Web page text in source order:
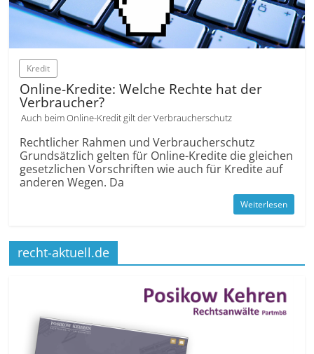
Kredit
Online-Kredite: Welche Rechte hat der
Verbraucher?
Auch beim Online-Kredit gilt der Verbraucherschutz
Rechtlicher Rahmen und Verbraucher­schutz
Grund­sätzlich gelten für Online-Kredite die gleichen
gesetzlichen Vorschriften wie auch für Kredite auf
anderen Wegen. Da
Weiterlesen
recht-aktuell.de